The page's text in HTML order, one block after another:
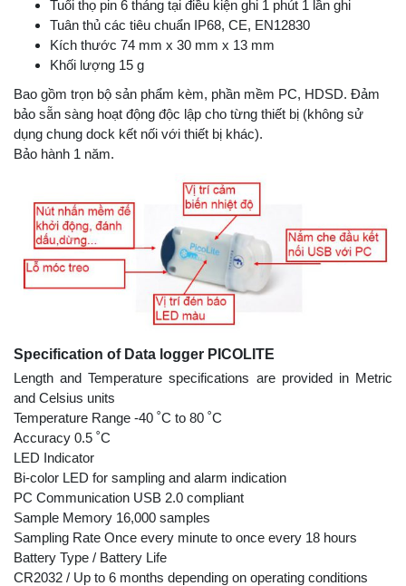
Tuổi thọ pin 6 tháng tại điều kiện ghi 1 phút 1 lần ghi
Tuân thủ các tiêu chuẩn IP68, CE, EN12830
Kích thước 74 mm x 30 mm x 13 mm
Khối lượng 15 g
Bao gồm trọn bộ sản phẩm kèm, phần mềm PC, HDSD. Đảm
bảo sẵn sàng hoạt động độc lập cho từng thiết bị (không sử
dụng chung dock kết nối với thiết bị khác).
Bảo hành 1 năm.
Specification of Data logger PICOLITE
Length and Temperature specifications are provided in Metric
and Celsius units
Temperature Range -40 ˚C to 80 ˚C
Accuracy 0.5 ˚C
LED Indicator
Bi-color LED for sampling and alarm indication
PC Communication USB 2.0 compliant
Sample Memory 16,000 samples
Sampling Rate Once every minute to once every 18 hours
Battery Type / Battery Life
CR2032 / Up to 6 months depending on operating conditions